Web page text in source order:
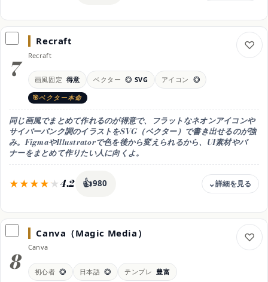
料金
完全無料
無料枠
Microsoftアカウントで完全無料。生成枠を使い切ると速度が落ちる
目安（円/月換算）
無料でDALL·E系のネオン絵が作れる(0円)
商用利用
可（規約を確認）
日本語
◎
おすすめ用途
無料でDALL·E系
7
Recraft
Recraft
画風固定 得意 ベクター ◎ SVG アイコン ◎
ベクター本命
同じ画風でまとめて作れるのが得意で、フラットなネオンアイコンや
サイバーパンク調のイラストをSVG（ベクター）で書き出せるのが強
み。FigmaやIllustratorで色を後から変えられるから、UI素材やバ
ナーをまとめて作りたい人に向くよ。
4.2 👍980
料金
無料枠 / 有料 月12ドル〜
無料枠
無料は1日数十枚・透かし・個人利用。SVG/商用は有料(月12ドル〜)
目安（円/月換算）
年払いなら実質月10ドル(約17%お得)
8
Canva（Magic Media）
Canva
初心者 ◎ 日本語 ◎ テンプレ 豊富